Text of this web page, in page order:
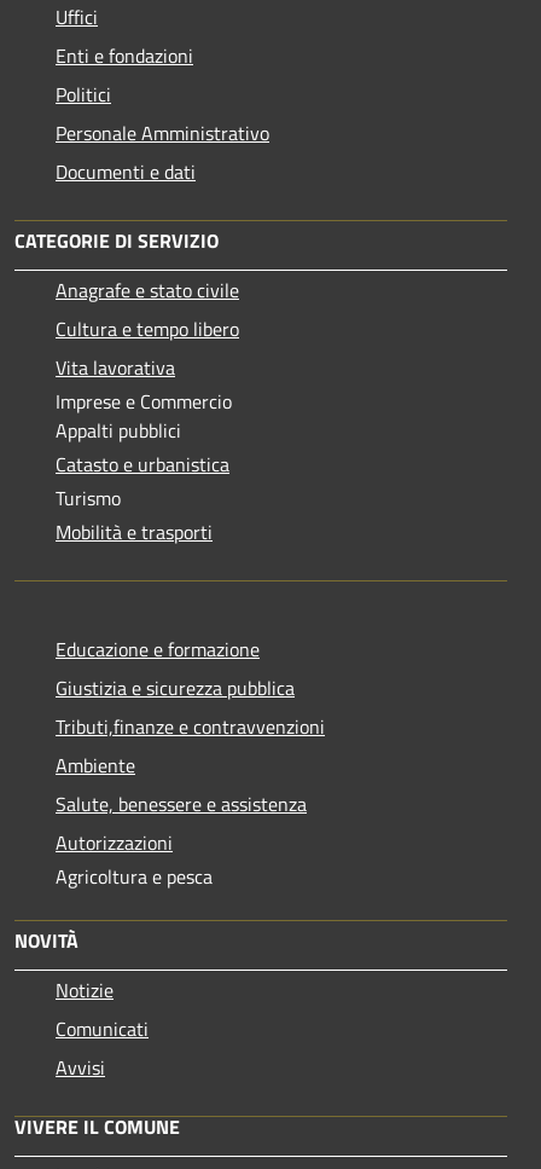
Uffici
Enti e fondazioni
Politici
Personale Amministrativo
Documenti e dati
CATEGORIE DI SERVIZIO
Anagrafe e stato civile
Cultura e tempo libero
Vita lavorativa
Imprese e Commercio
Appalti pubblici
Catasto e urbanistica
Turismo
Mobilità e trasporti
Educazione e formazione
Giustizia e sicurezza pubblica
Tributi,finanze e contravvenzioni
Ambiente
Salute, benessere e assistenza
Autorizzazioni
Agricoltura e pesca
NOVITÀ
Notizie
Comunicati
Avvisi
VIVERE IL COMUNE